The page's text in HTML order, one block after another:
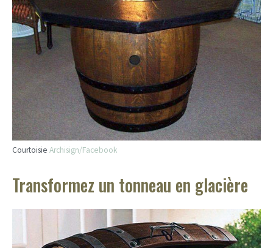
Courtoisie Archisign/Facebook
Transformez un tonneau en glacière